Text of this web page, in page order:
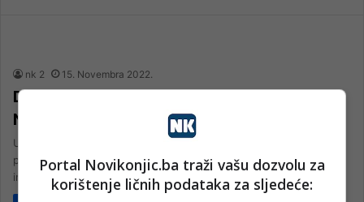
nk 2 15. Novembra 2022.
Dvije ruske rakete pale na članicu
NATO-a: Ima poginulih u Poljskoj
U selu Przevodov na poljskoj strani poljsko-ukrajinske granice u
poslijepodnevnim satima došlo je do eksplozije, a prema prvim
informacijama dvije osobe su…
Portal Novikonjic.ba traži vašu dozvolu za
korištenje ličnih podataka za sljedeće: